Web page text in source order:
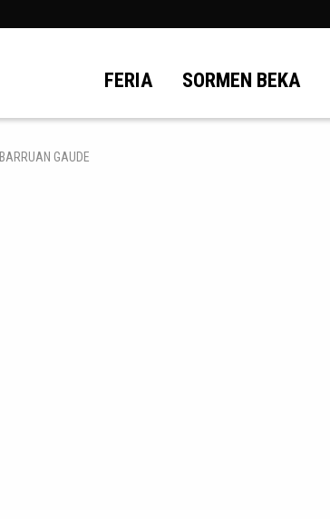
FERIA SORMEN BEKA
BARRUAN GAUDE